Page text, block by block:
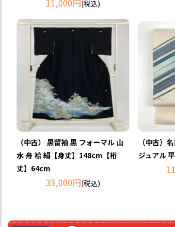
11,000円(税込)
（中古） 黒留袖 黒 フォーマル 山
水 舟 袷 絹【身丈】148cm【裄
丈】64cm
33,000円(税込)
（中古）
ジュアル